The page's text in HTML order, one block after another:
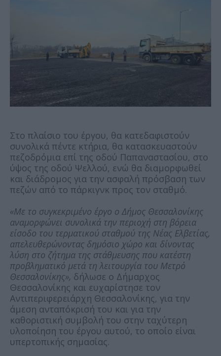
Στο πλαίσιο του έργου, θα κατεδαφιστούν
συνολικά πέντε κτήρια, θα κατασκευαστούν
πεζοδρόμια επί της οδού Παπαναστασίου, στο
ύψος της οδού Ψελλού, ενώ θα διαμορφωθεί
και διάδρομος για την ασφαλή πρόσβαση των
πεζών από το πάρκιγνκ προς τον σταθμό.
«Με το συγκεκριμένο έργο ο Δήμος Θεσσαλονίκης
αναμορφώνει συνολικά την περιοχή στη βόρεια
είσοδο του τερματικού σταθμού της Νέας Ελβετίας,
απελευθερώνοντας δημόσιο χώρο και δίνοντας
λύση στο ζήτημα της στάθμευσης που κατέστη
προβληματικό μετά τη λειτουργία του Μετρό
Θεσσαλονίκης», δήλωσε ο Δήμαρχος
Θεσσαλονίκης και ευχαρίστησε τον
Αντιπεριφερειάρχη Θεσσαλονίκης, για την
άμεση ανταπόκρισή του και για την
καθοριστική συμβολή του στην ταχύτερη
υλοποίηση του έργου αυτού, το οποίο είναι
υπερτοπικής σημασίας.